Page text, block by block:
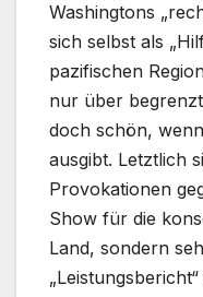
Washingtons
sich selbst als
pazifischen
nur über
doch schön,
ausgibt. Letztlich
Provokationen
Show für die
Land, sondern